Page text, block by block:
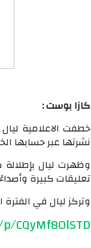
كازا بوست :
خطفت الاعلامية
نشرتها عبر حسابها
وظهرت ليال
تعليقات كبيرة
وتركز ليال في الفترة
CQyMf80lSTD